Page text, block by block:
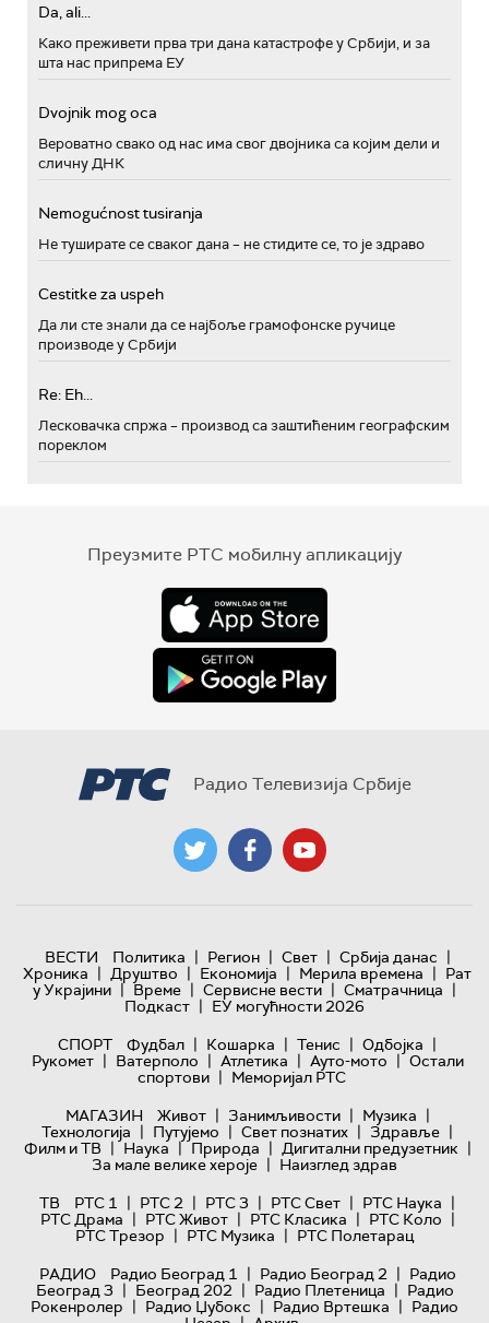
Da, ali...
Како преживети прва три дана катастрофе у Србији, и за
шта нас припрема ЕУ
Dvojnik mog oca
Вероватно свако од нас има свог двојника са којим дели и
сличну ДНК
Nemogućnost tusiranja
Не туширате се сваког дана – не стидите се, то је здраво
Cestitke za uspeh
Да ли сте знали да се најбоље грамофонске ручице
производе у Србији
Re: Eh...
Лесковачка спржа – производ са заштићеним географским
пореклом
Преузмите РТС мобилну апликацију
Радио Телевизија Србије
ВЕСТИ Политика | Регион | Свет | Србија данас |
Хроника | Друштво | Економија | Мерила времена | Рат
у Украјини | Време | Сервисне вести | Сматрачница |
Подкаст | ЕУ могућности 2026
СПОРТ
Фудбал | Кошарка | Тенис | Одбојка |
Рукомет | Ватерполо | Атлетика | Ауто-мото | Остали
спортови | Меморијал РТС
МАГАЗИН
Живот | Занимљивости | Музика |
Технологијa | Путујемо | Свет познатих | Здравље |
Филм и ТВ | Наука | Природа | Дигитални предузетник |
За мале велике хероје | Наизглед здрав
ТВ
РТС 1 | РТС 2 | РТС 3 | РТС Свет | РТС Наука |
РТС Драма | РТС Живот | РТС Класика | РТС Коло |
РТС Трезор | РТС Музика | РТС Полетарац
РАДИО
Радио Београд 1 | Радио Београд 2 | Радио
Београд 3 | Београд 202 | Радио Плетеница | Радио
Рокенролер | Радио Џубокс | Радио Вртешка | Радио